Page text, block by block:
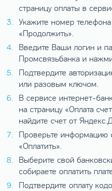
страницу оплаты в
Укажите номер
«Продолжить».
Введите Ваши логин и
Промсвязьбанка и
Подтвердите
или разовым ключом.
В сервисе интернет-
на страницу «Оплата
найдите счет от
Проверьте информацию
«Оплатить».
Выберите свой
собираете оплатить
Подтвердите оплату